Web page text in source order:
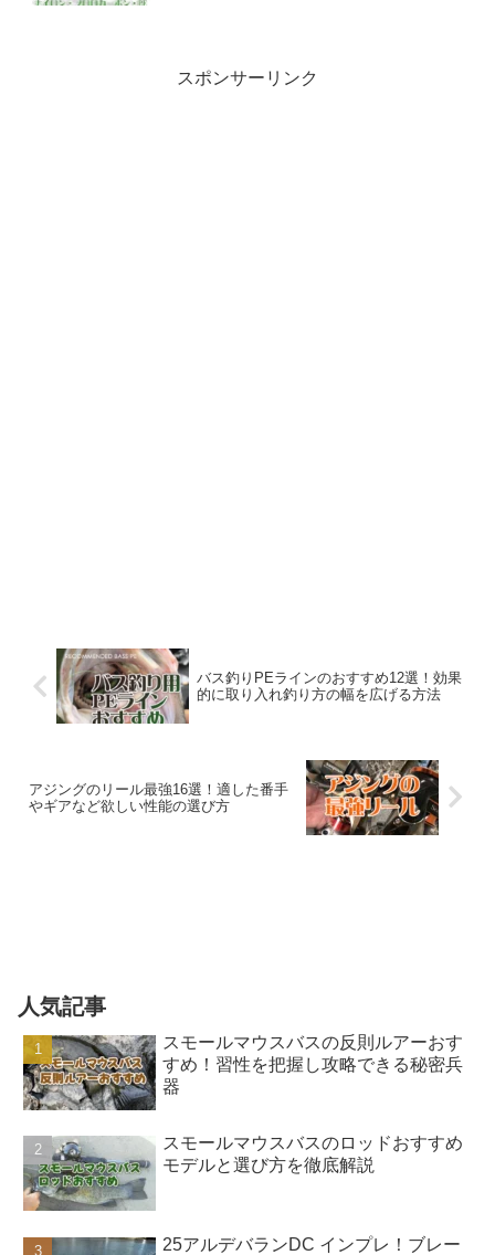
スポンサーリンク
バス釣りPEラインのおすすめ12選！効果
的に取り入れ釣り方の幅を広げる方法
アジングのリール最強16選！適した番手
やギアなど欲しい性能の選び方
人気記事
スモールマウスバスの反則ルアーおす
すめ！習性を把握し攻略できる秘密兵
器
スモールマウスバスのロッドおすすめ
モデルと選び方を徹底解説
25アルデバランDC インプレ！ブレー